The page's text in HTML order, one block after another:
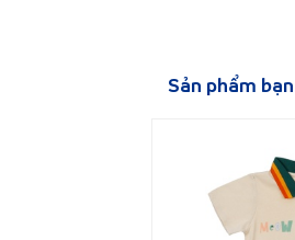
Sản phẩm